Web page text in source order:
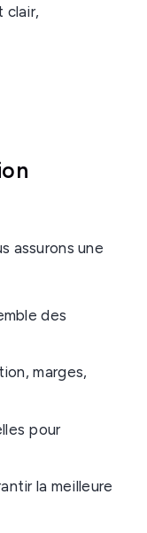
clair,
assurons une
des
marges,
pour
la meilleure